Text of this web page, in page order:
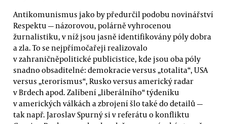
Antikomunismus jako by předurčil podobu novinářství
Respektu — názorovou, polárně vyhrocenou
žurnalistiku, v níž jsou jasně identifikovány póly dobra
a zla. To se nejpřímočařeji realizovalo
v zahraničněpolitické publicistice, kde jsou oba póly
snadno obsaditelné: demokracie versus „totalita“, USA
versus „terorismus“, Rusko versus americký radar
v Brdech apod. Zalíbení „liberálního“ týdeníku
v amerických válkách a zbrojení šlo také do detailů —
tak např. Jaroslav Spurný si v referátu o konfliktu